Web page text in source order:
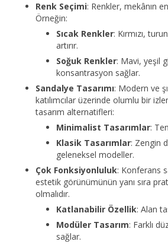
Renk Seçimi: Renkler, mekânın
Örneğin:
Sıcak Renkler: Kırmızı,
artırır.
Soğuk Renkler: Mavi, yeşil
konsantrasyon sağlar.
Sandalye Tasarımı: Modern ve
katılımcılar üzerinde olumlu bir
tasarım alternatifleri:
Minimalist Tasarımlar:
Klasik Tasarımlar: Zengin
geleneksel modeller.
Çok Fonksiyonluluk: Konferans
estetik görünümünün yanı sıra
olmalıdır.
Katlanabilir Özellik: Alan
Modüler Tasarım: Farklı
sağlar.